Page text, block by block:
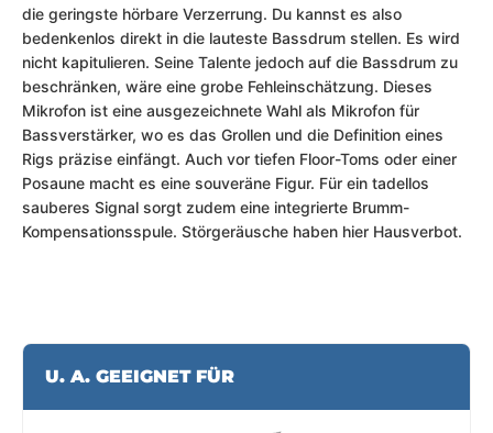
die geringste hörbare Verzerrung. Du kannst es also
bedenkenlos direkt in die lauteste Bassdrum stellen. Es wird
nicht kapitulieren. Seine Talente jedoch auf die Bassdrum zu
beschränken, wäre eine grobe Fehleinschätzung. Dieses
Mikrofon ist eine ausgezeichnete Wahl als Mikrofon für
Bassverstärker, wo es das Grollen und die Definition eines
Rigs präzise einfängt. Auch vor tiefen Floor-Toms oder einer
Posaune macht es eine souveräne Figur. Für ein tadellos
sauberes Signal sorgt zudem eine integrierte Brumm-
Kompensationsspule. Störgeräusche haben hier Hausverbot.
U. A. GEEIGNET FÜR